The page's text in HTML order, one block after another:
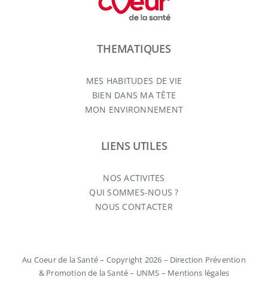
THEMATIQUES
MES HABITUDES DE VIE
BIEN DANS MA TÊTE
MON ENVIRONNEMENT
LIENS UTILES
NOS ACTIVITES
QUI SOMMES-NOUS ?
NOUS CONTACTER
Au Coeur de la Santé – Copyright 2026 – Direction Prévention
& Promotion de la Santé – UNMS – Mentions légales